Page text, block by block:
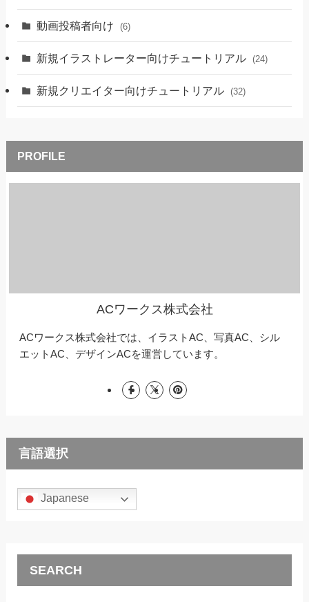
動画投稿者向け (6)
新規イラストレーター向けチュートリアル (24)
新規クリエイター向けチュートリアル (32)
ACワークス株式会社
ACワークス株式会社では、イラストAC、写真AC、シル
エットAC、デザインACを運営しています。
言語選択
Japanese
SEARCH